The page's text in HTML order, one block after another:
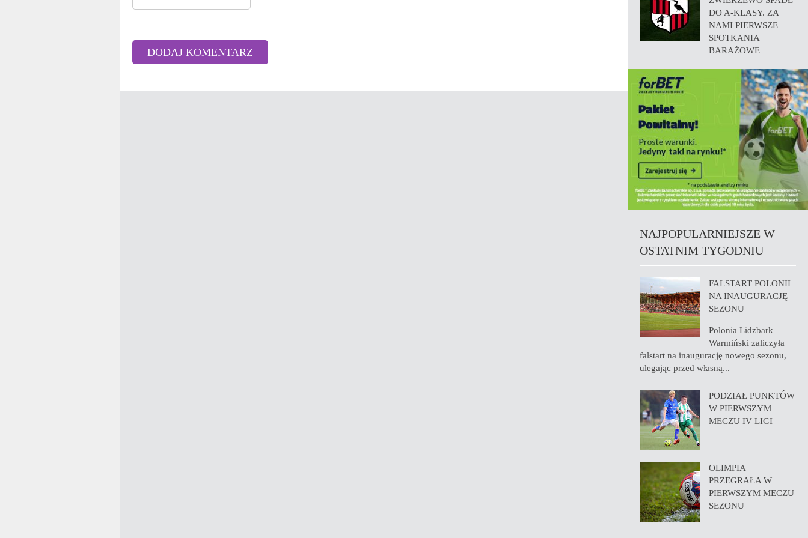
DO A-KLASY. ZA
NAMI PIERWSZE
SPOTKANIA
BARAŻOWE
NAJPOPULARNIEJSZE W
OSTATNIM TYGODNIU
FALSTART POLONII
NA INAUGURACJĘ
SEZONU
Polonia Lidzbark
Warmiński zaliczyła
falstart na inaugurację nowego sezonu,
ulegając przed własną...
PODZIAŁ PUNKTÓW
W PIERWSZYM
MECZU IV LIGI
OLIMPIA
PRZEGRAŁA W
PIERWSZYM MECZU
SEZONU